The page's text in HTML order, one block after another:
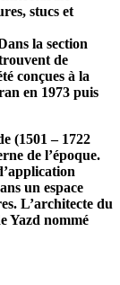
stucs et
la section
de
conçues à la
en 1973 puis
(1501 – 1722
de l’époque.
un espace
L’architecte du
Yazd nommé